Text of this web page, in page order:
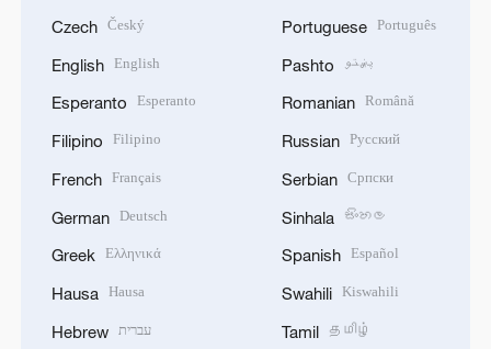
Czech Český
English English
Esperanto Esperanto
Filipino Filipino
French Français
German Deutsch
Greek Ελληνικά
Hausa Hausa
Hebrew עברית
Portuguese Português
Pashto پښتو
Romanian Română
Russian Русский
Serbian Српски
Sinhala සිංහල
Spanish Español
Swahili Kiswahili
Tamil தமிழ்